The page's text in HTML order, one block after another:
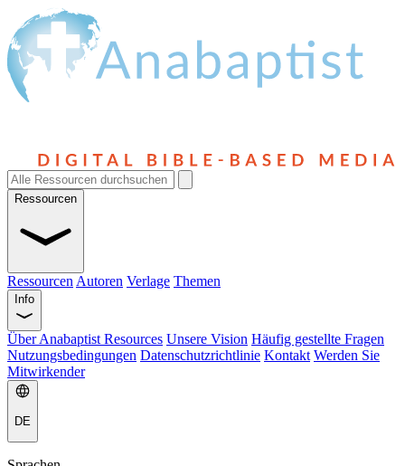
Ressourcen
Ressourcen Autoren Verlage Themen
Info
Über Anabaptist Resources Unsere Vision Häufig gestellte Fragen
Nutzungsbedingungen Datenschutzrichtlinie Kontakt Werden Sie
Mitwirkender
DE